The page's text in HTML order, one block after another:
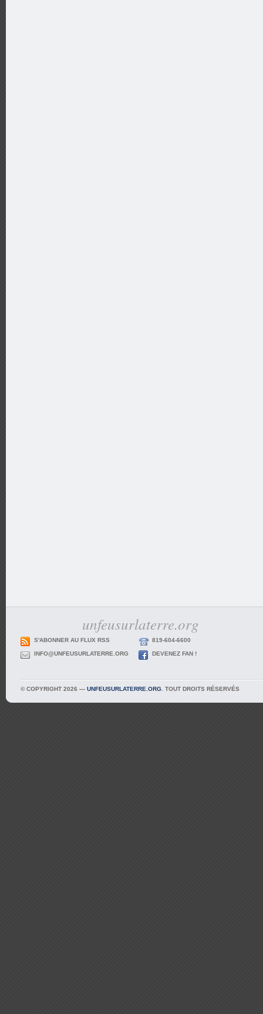
unfeusurlaterre.org
S'ABONNER AU FLUX RSS 819-604-6600
INFO@UNFEUSURLATERRE.ORG DEVENEZ FAN !
© COPYRIGHT 2026 — UNFEUSURLATERRE.ORG . TOUT DROITS RÉSERVÉS